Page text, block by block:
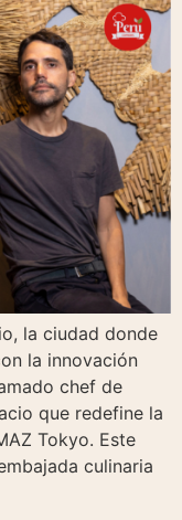
la ciudad donde
la innovación
chef de
que redefine la
Tokyo. Este
culinaria